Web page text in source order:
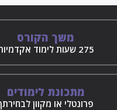
משך הקורס
275 שעות לימוד אקדמיות
מתכונת לימודים
פרונטלי או מקוון